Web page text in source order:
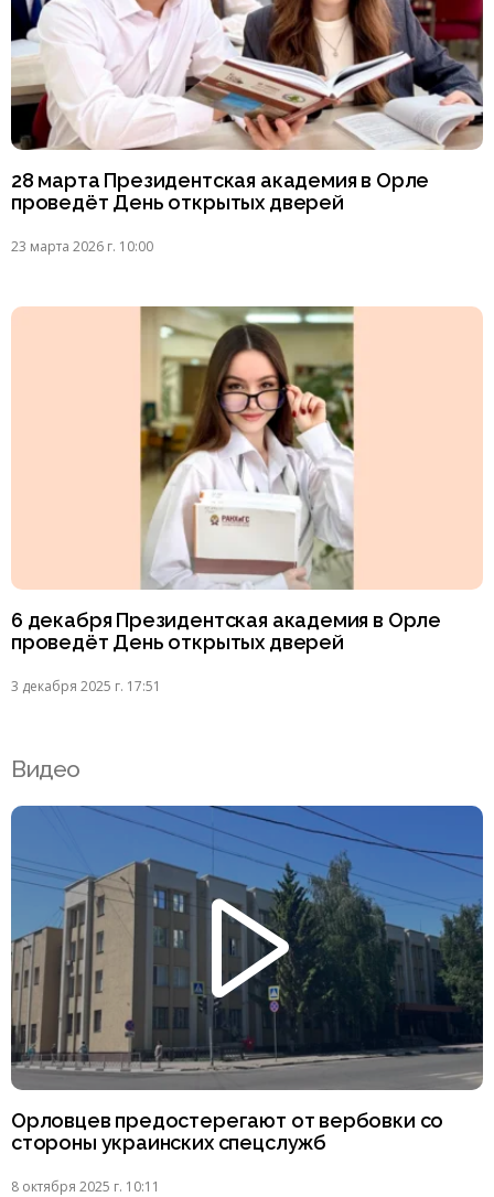
28 марта Президентская академия в Орле
проведёт День открытых дверей
23 марта 2026 г. 10:00
6 декабря Президентская академия в Орле
проведёт День открытых дверей
3 декабря 2025 г. 17:51
Видео
Орловцев предостерегают от вербовки со
стороны украинских спецслужб
8 октября 2025 г. 10:11